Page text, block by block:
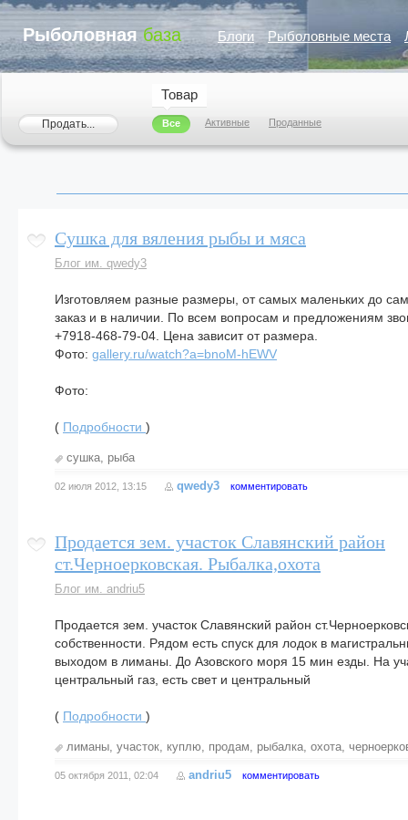
Рыболовная база Блоги Рыболовные места
Продать...
Товар
Все Активные Проданные
Сушка для вяления рыбы и мяса
Блог им. qwedy3
Изготовляем разные размеры, от самых маленьких до
заказ и в наличии. По всем вопросам и предложениям
+7918-468-79-04. Цена зависит от размера.
Фото: gallery.ru/watch?a=bnoM-hEWV
Фото:
( Подробности )
сушка, рыба
02 июля 2012, 13:15 qwedy3 комментировать
Продается зем. участок Славянский район
ст.Черноерковская. Рыбалка,охота
Блог им. andriu5
Продается зем. участок Славянский район
собственности. Рядом есть спуск для лодок в
выходом в лиманы. До Азовского моря 15 мин езды. На
центральный газ, есть свет и центральный
( Подробности )
лиманы, участок, куплю, продам, рыбалка, охота,
05 октября 2011, 02:04 andriu5 комментировать